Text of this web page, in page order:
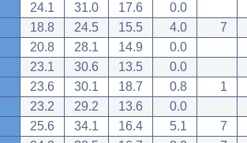
24.1 31.0 17.6 0.0
18.8 24.5 15.5 4.0 7
20.8 28.1 14.9 0.0
23.1 30.6 13.5 0.0
23.6 30.1 18.7 0.8 1
23.2 29.2 13.6 0.0
25.6 34.1 16.4 5.1 7